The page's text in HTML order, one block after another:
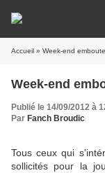
Accueil » Week-end
Week-end
Publié le 14/09/2012 à
Par Fanch Broudic
Tous ceux qui
sollicités pour la